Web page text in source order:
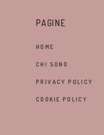
PAGINE
HOME
CHI SONO
PRIVACY POLICY
COOKIE POLICY